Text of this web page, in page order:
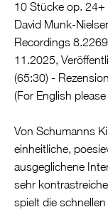
10 Stücke op.
David Munk-
Recordings
11.2025,
(65:30) -
(For English
Von Schumanns
einheitliche,
ausgeglichene
sehr
spielt die